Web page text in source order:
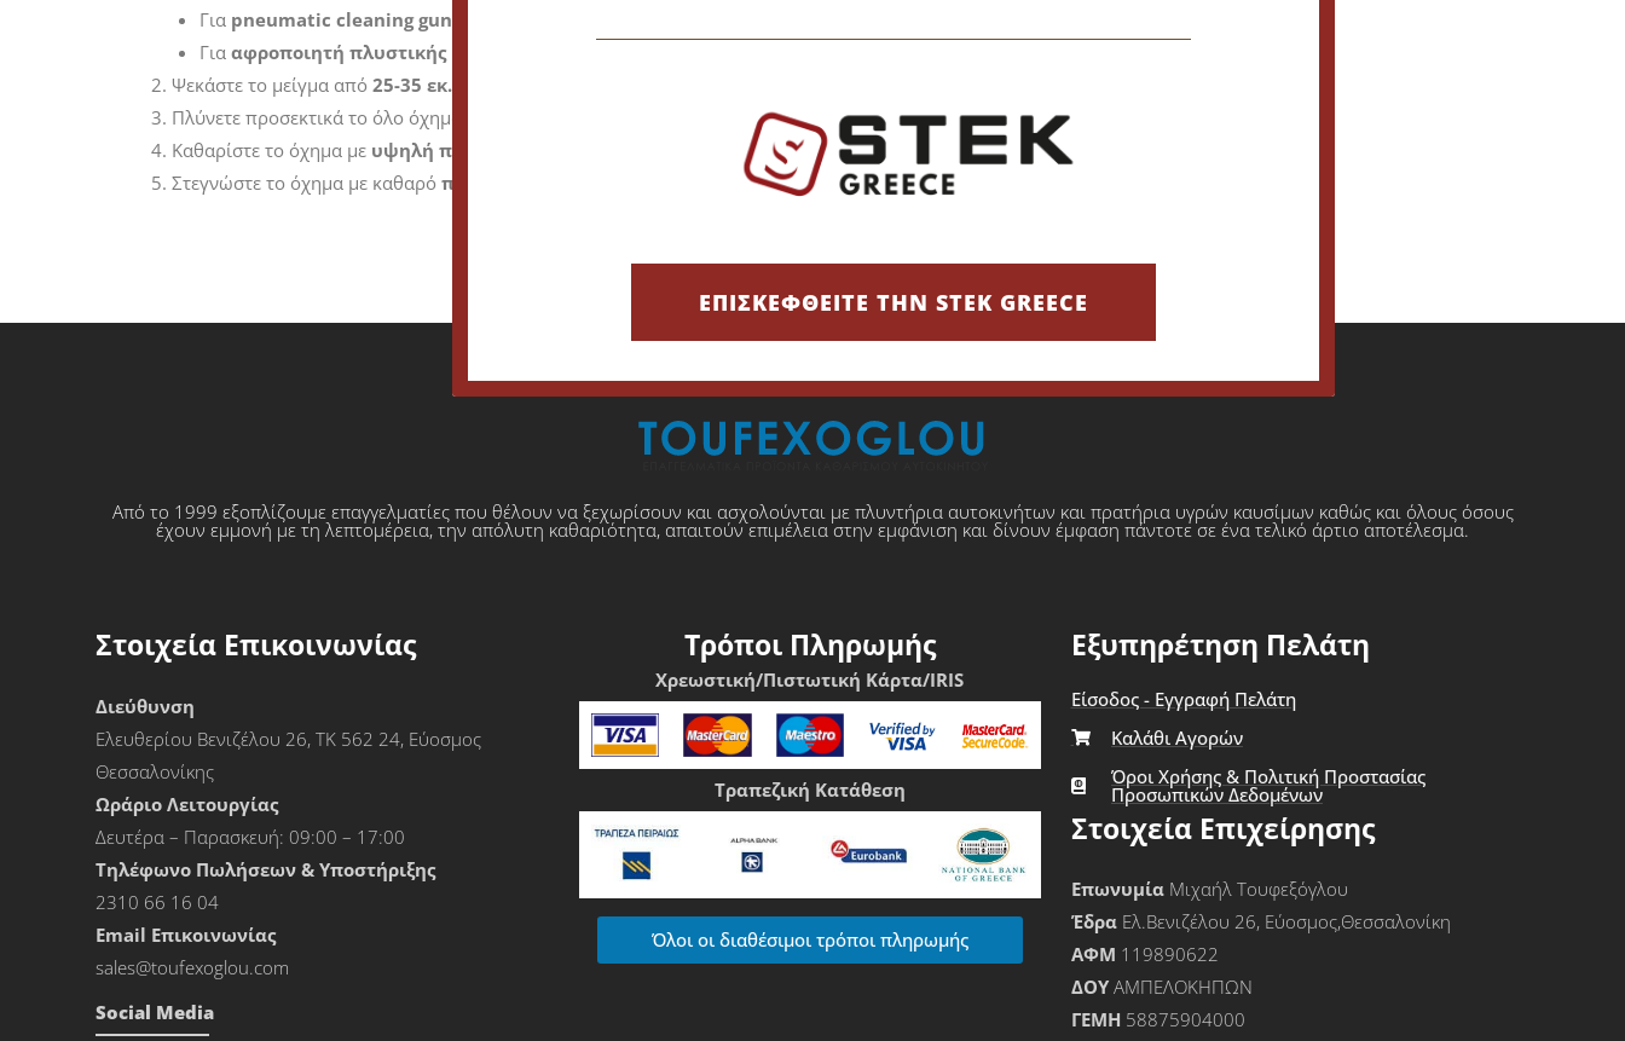
Για pneumatic cleaning gun
Για αφροποιητή πλυστικής μηχανής
Ψεκάστε το μείγμα από25-35 εκ.
Πλύνετε προσεκτικά το όλο όχημα με
σφουγγάρι πλύσης
Καθαρίστε το όχημα με υψηλή πίεση νερού
(π.χ. πιστόλι καθαρισμού).
Στεγνώστε το όχημα με καθαρόπανί
Από το 1999 εξοπλίζουμε επαγγελματίες που θέλουν να ξεχωρίσουν και ασχολούνται με πλυντήρια αυτοκινήτων και πρατήρια υγρών καυσίμων καθώς και όλους όσους
έχουν εμμονή με τη λεπτομέρεια, την απόλυτη καθαριότητα, απαιτούν επιμέλεια στην εμφάνιση και δίνουν έμφαση πάντοτε σε ένα τελικό άρτιο αποτέλεσμα.
Στοιχεία Επικοινωνίας
Διεύθυνση
Ελευθερίου Βενιζέλου 26, ΤΚ 562 24, Εύοσμος
Θεσσαλονίκης
Ωράριο Λειτουργίας
Δευτέρα – Παρασκευή: 09:00 – 17:00
Τηλέφωνο Πωλήσεων & Υποστήριξης
2310 66 16 04
Εmail Επικοινωνίας
sales@toufexoglou.com
Social Media
Τρόποι Πληρωμής
Χρεωστική/Πιστωτική Κάρτα/IRIS
Τραπεζική Κατάθεση
Όλοι οι διαθέσιμοι τρόποι πληρωμής
Εξυπηρέτηση Πελάτη
Είσοδος - Εγγραφή Πελάτη
Καλάθι Αγορών
Όροι Χρήσης & Πολιτική Προστασίας
Προσωπικών Δεδομένων
Στοιχεία Επιχείρησης
Επωνυμία Μιχαήλ Τουφεξόγλου
Έδρα Ελ.Βενιζέλου 26, Εύοσμος,Θεσσαλονίκη
ΑΦΜ 119890622
ΔΟΥΑΜΠΕΛΟΚΗΠΩΝ
ΓΕΜΗ 58875904000
ΕΠΙΣΚΕΦΘΕΙΤΕ ΤΗΝ STEK GREECE